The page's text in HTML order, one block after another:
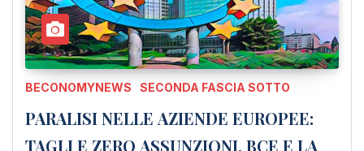
BECONOMYNEWS SECONDA FASCIA SOTTO
PARALISI NELLE AZIENDE EUROPEE:
TAGLI E ZERO ASSUNZIONI, BCE E LA